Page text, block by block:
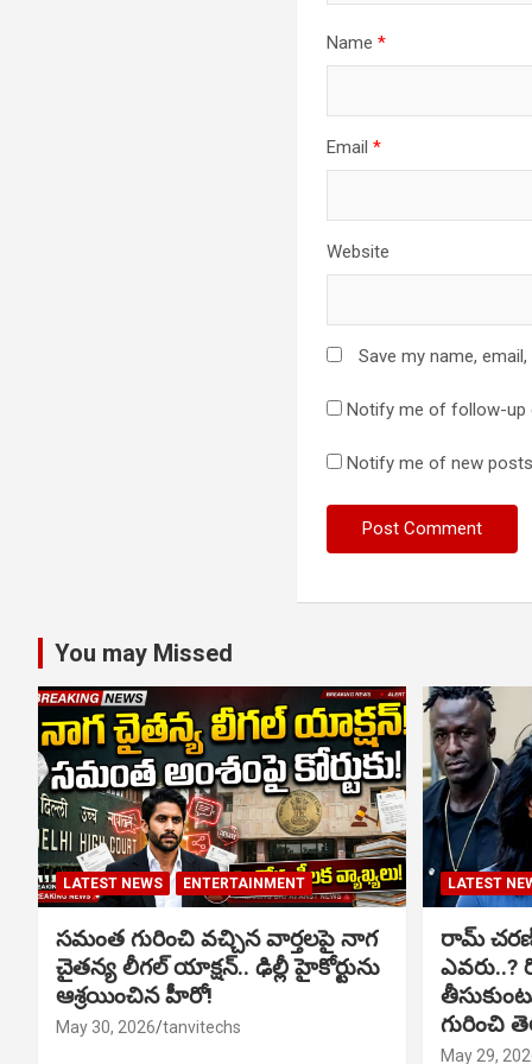
Name*
Email*
Website
Save my name,
Notify me of follow-up
Notify me of new
You may Missed
LATEST NEWS ENTERTAINMENT
సమంత గురించి వచ్చిన వార్తలపై నాగ
చైతన్య లీగల్ యాక్షన్.. ఢిల్లీ హైకోర్టును
ఆశ్రయించిన హీరో!
May 30, 2026 tanvitechs
LATEST
రామ్
ఎవరు..?
గురించి
May 29,